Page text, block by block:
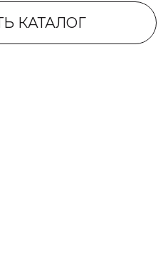
КАТАЛОГ